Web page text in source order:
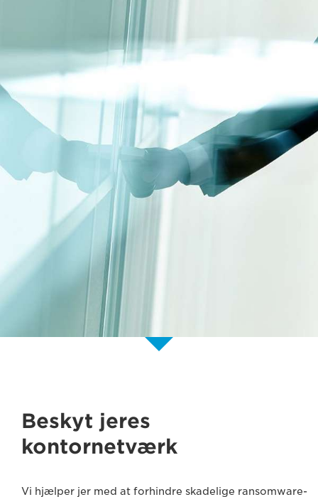
Beskyt jeres
kontornetværk
Vi hjælper jer med at forhindre skadelige ransomware-